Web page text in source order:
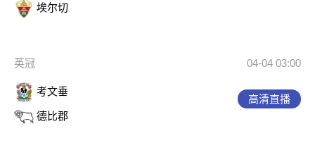
埃尔切
英冠 04-04 03:00
考文垂
德比郡
高清直播